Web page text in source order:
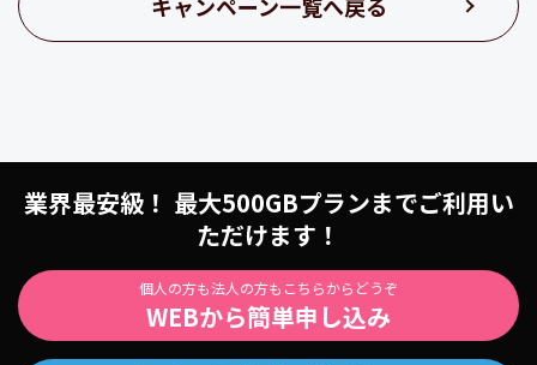
業界最安級！ 最大500GBプランまでご利用い
ただけます！
個人の方も法人の方もこちらからどうぞ
WEBから簡単申し込み